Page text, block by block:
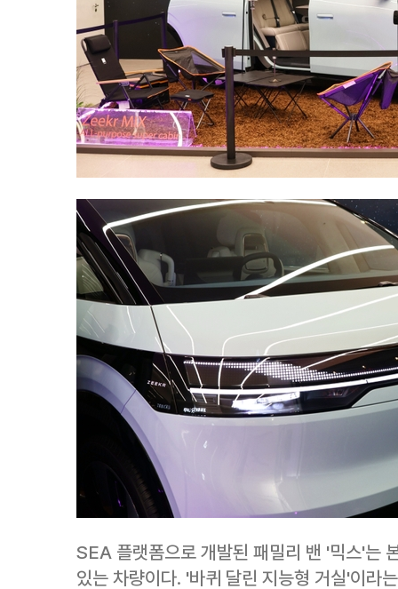
SEA 플랫폼으로 개발된 패밀리 밴 '믹스'는
있는 차량이다. '바퀴 달린 지능형 거실'이라